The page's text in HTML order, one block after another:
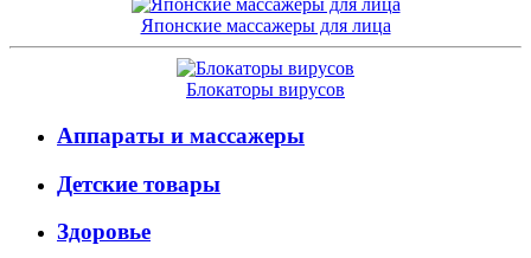
Японские массажеры для лица
Блокаторы вирусов
Аппараты и массажеры
Детские товары
Здоровье